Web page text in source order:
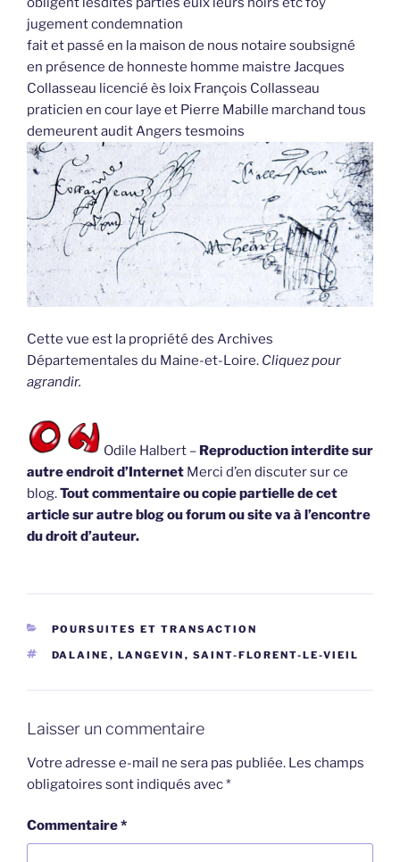
jugement condemnation
fait et passé en la maison de nous notaire soubsigné
en présence de honneste homme maistre Jacques
Collasseau licencié ès loix François Collasseau
praticien en cour laye et Pierre Mabille marchand tous
demeurent audit Angers tesmoins
Cette vue est la propriété des Archives
Départementales du Maine-et-Loire. Cliquez pour
agrandir.
Odile Halbert – Reproduction interdite sur
autre endroit d’Internet Merci d’en discuter sur ce
blog.Tout commentaire ou copie partielle de cet
article sur autre blog ou forum ou site va à l’encontre
du droit d’auteur.
CATÉGORIES
POURSUITES ET TRANSACTION
ÉTIQUETTES
DALAINE , LANGEVIN , SAINT-FLORENT-LE-VIEIL
Laisser un commentaire
Votre adresse e-mail ne sera pas publiée. Les champs
obligatoires sont indiqués avec*
Commentaire*